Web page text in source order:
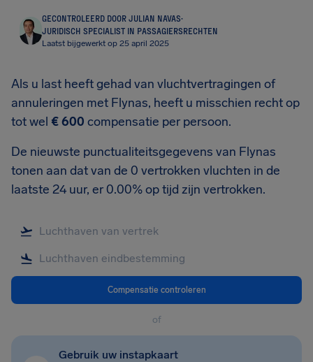
GECONTROLEERD DOOR JULIAN NAVAS·
JURIDISCH SPECIALIST IN PASSAGIERSRECHTEN
Laatst bijgewerkt op 25 april 2025
Als u last heeft gehad van vluchtvertragingen of
annuleringen met Flynas, heeft u misschien recht op
tot wel € 600 compensatie per persoon.
De nieuwste punctualiteitsgegevens van Flynas
tonen aan dat van de 0 vertrokken vluchten in de
laatste 24 uur, er 0.00% op tijd zijn vertrokken.
Compensatie controleren
of
Gebruik uw instapkaart